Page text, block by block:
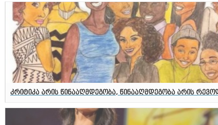
კრიტიკა არის წინააღმდეგობა, წინააღმდეგობა არის